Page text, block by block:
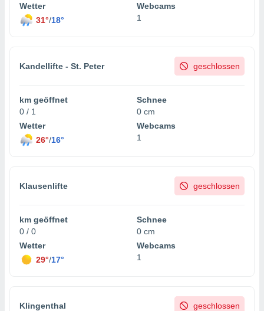
Wetter
31°/18°
Webcams
1
Kandellifte - St. Peter geschlossen
km geöffnet
0 / 1
Schnee
0 cm
Wetter
26°/16°
Webcams
1
Klausenlifte geschlossen
km geöffnet
0 / 0
Schnee
0 cm
Wetter
29°/17°
Webcams
1
Klingenthal geschlossen